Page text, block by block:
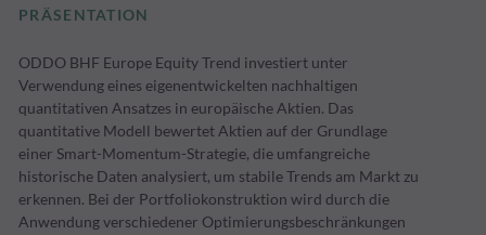
PRÄSENTATION
ODDO BHF Europe Equity Trend investiert unter
Verwendung eines eigenentwickelten nachhaltigen
quantitativen Ansatzes in europäische Aktien. Das
quantitative Modell bewertet Aktien auf der Grundlage
einer Smart-Momentum-Strategie, die umfangreiche
historische Daten analysiert, um stabile Trends am Markt zu
erkennen. Bei der Portfoliokonstruktion wird durch die
Anwendung verschiedener Optimierungsbeschränkungen